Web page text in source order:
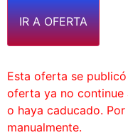
IR A OFERTA
Esta oferta se
oferta ya no continue
o haya caducado.
manualmente.